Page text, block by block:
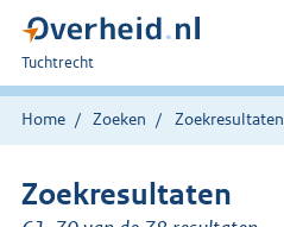
U
bent
hier:
Tuchtrecht
Home Zoeken Zoekresultaten
Zoekresultaten